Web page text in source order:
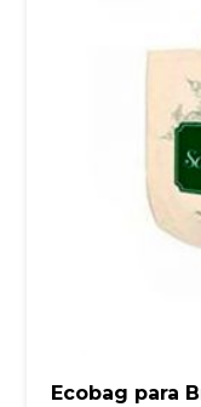
Ecobag para